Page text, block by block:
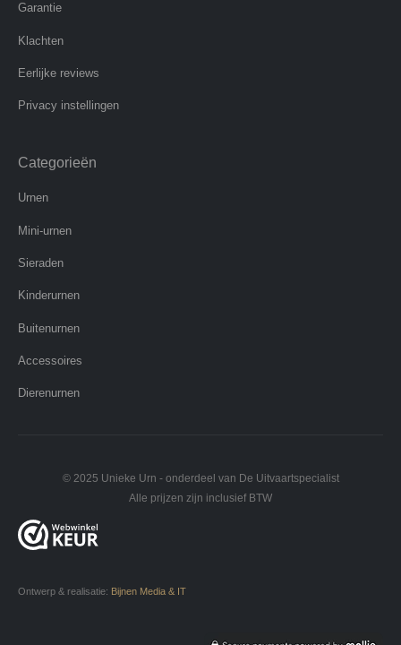
Garantie
Klachten
Eerlijke reviews
Privacy instellingen
Categorieën
Urnen
Mini-urnen
Sieraden
Kinderurnen
Buitenurnen
Accessoires
Dierenurnen
© 2025 Unieke Urn - onderdeel van De Uitvaartspecialist
Alle prijzen zijn inclusief BTW
Ontwerp & realisatie: Bijnen Media & IT